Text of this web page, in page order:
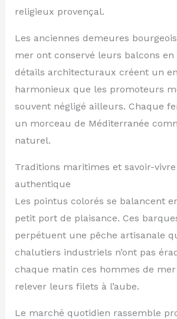
religieux provençal.
Les anciennes demeures
mer ont conservé leurs balcons en
détails architecturaux créent un
harmonieux que les promoteurs
souvent négligé ailleurs. Chaque
un morceau de Méditerranée
naturel.
Traditions maritimes et savoir-
authentique
Les pointus colorés se balancent
petit port de plaisance. Ces
perpétuent une pêche artisanale
chalutiers industriels n’ont pas
chaque matin ces hommes de
relever leurs filets à l’aube.
Le marché quotidien rassemble